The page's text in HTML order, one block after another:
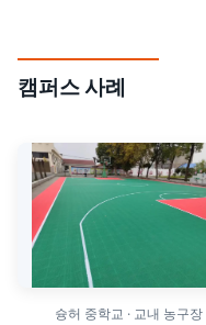
캠퍼스 사례
슝허 중학교 · 교내 농구장